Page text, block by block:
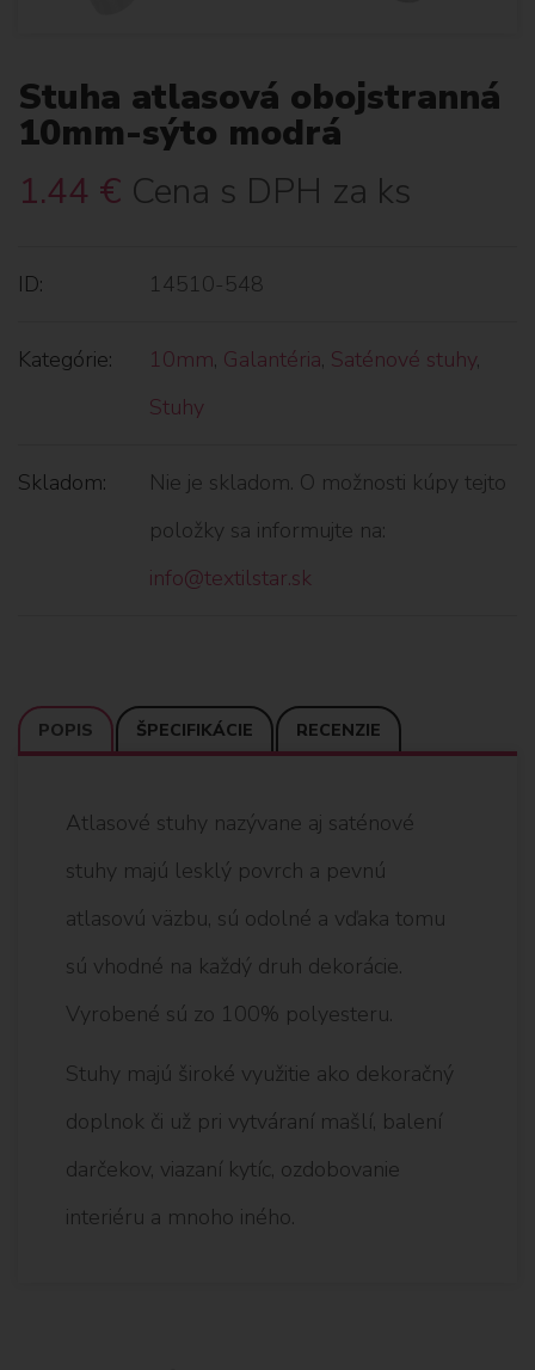
Stuha atlasová obojstranná
10mm-sýto modrá
1.44 € Cena s DPH za ks
ID: 14510-548
Kategórie: 10mm, Galantéria, Saténové stuhy,
Stuhy
Skladom:
Nie je skladom. O možnosti kúpy tejto
položky sa informujte na:
info@textilstar.sk
POPIS ŠPECIFIKÁCIE RECENZIE
Atlasové stuhy nazývane aj saténové
stuhy majú lesklý povrch a pevnú
atlasovú väzbu, sú odolné a vďaka tomu
sú vhodné na každý druh dekorácie.
Vyrobené sú zo 100% polyesteru.
Stuhy majú široké využitie ako dekoračný
doplnok či už pri vytváraní mašlí, balení
darčekov, viazaní kytíc, ozdobovanie
interiéru a mnoho iného.